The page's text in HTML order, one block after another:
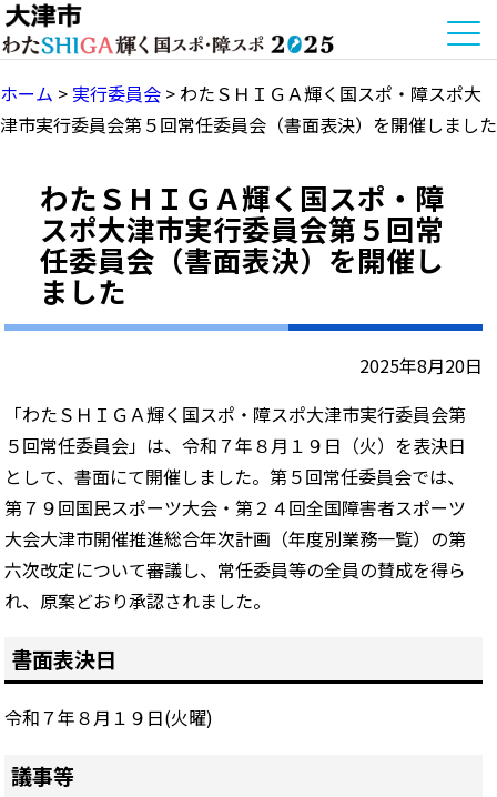
ホーム > 実行委員会 > わたＳＨＩＧＡ輝く国スポ・障スポ大
津市実行委員会第５回常任委員会（書面表決）を開催しました
わたＳＨＩＧＡ輝く国スポ・障
スポ大津市実行委員会第５回常
任委員会（書面表決）を開催し
ました
2025年8月20日
「わたＳＨＩＧＡ輝く国スポ・障スポ大津市実行委員会第
５回常任委員会」は、令和７年８月１９日（火）を表決日
として、書面にて開催しました。第５回常任委員会では、
第７９回国民スポーツ大会・第２４回全国障害者スポーツ
大会大津市開催推進総合年次計画（年度別業務一覧）の第
六次改定について審議し、常任委員等の全員の賛成を得ら
れ、原案どおり承認されました。
書面表決日
令和７年８月１９日(火曜)
議事等